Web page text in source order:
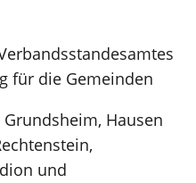
für die Gemeinden
Hausen
und